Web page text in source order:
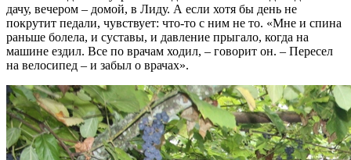
дачу, вечером – домой, в Лиду. А если хотя бы день не
покрутит педали, чувствует: что-то с ним не то. «Мне и спина
раньше болела, и суставы, и давление прыгало, когда на
машине ездил. Все по врачам ходил, – говорит он. – Пересел
на велосипед – и забыл о врачах».